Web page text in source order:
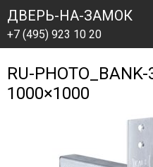
ДВЕРЬ-НА-ЗАМОК
+7 (495) 923 10 20
RU-
1000×1000